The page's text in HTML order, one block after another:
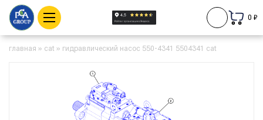
0 ₽
главная » cat » гидравлический насос 550-4341 5504341 cat